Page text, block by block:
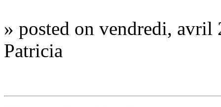
» posted on vendredi,
Patricia